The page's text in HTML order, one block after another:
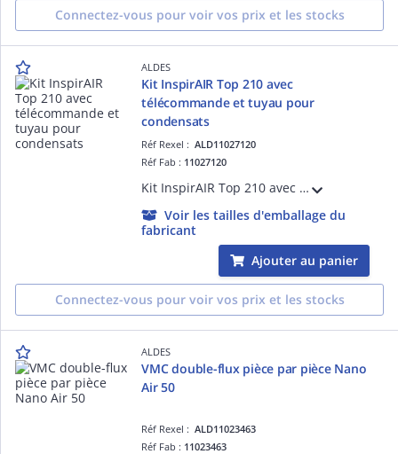
Connectez-vous pour voir vos prix et les stocks
ALDES
Kit InspirAIR Top 210 avec
télécommande et tuyau pour
condensats
Réf Rexel :ALD11027120
Réf Fab : 11027120
Kit InspirAIR Top 210 avec l'unité de ventilation double-flux, la télécommande filaire pré-cablée et le tuyau pour condensats adapté pour une installation en logement individuel
Voir les tailles d'emballage du
fabricant
Ajouter au panier
Connectez-vous pour voir vos prix et les stocks
ALDES
VMC double-flux pièce par pièce Nano
Air 50
Réf Rexel :ALD11023463
Réf Fab : 11023463